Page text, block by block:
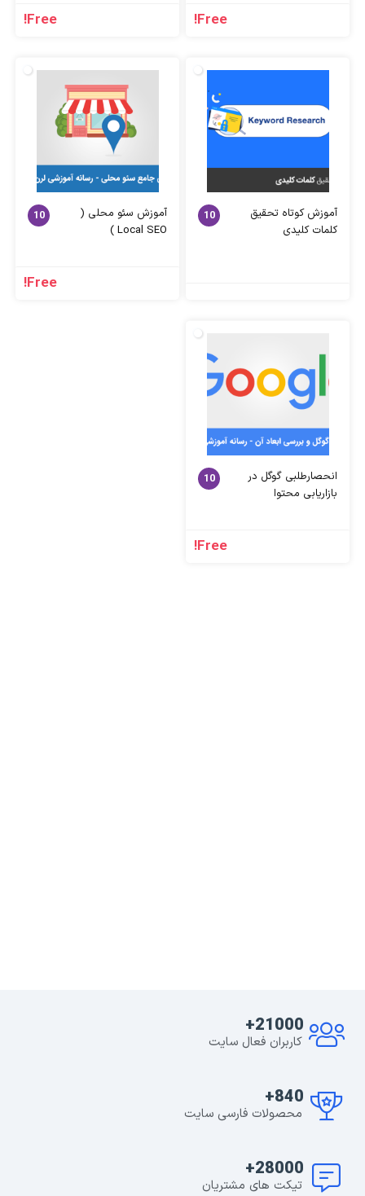
Free!
Free!
10
آموزش کوتاه تحقیق
کلمات کلیدی
10
آموزش سئو محلی (
Local SEO )
Free!
10
انحصارطلبی گوگل در
بازاریابی محتوا
Free!
21000+
کاربران فعال سایت
840+
محصولات فارسی سایت
28000+
تیکت های مشتریان